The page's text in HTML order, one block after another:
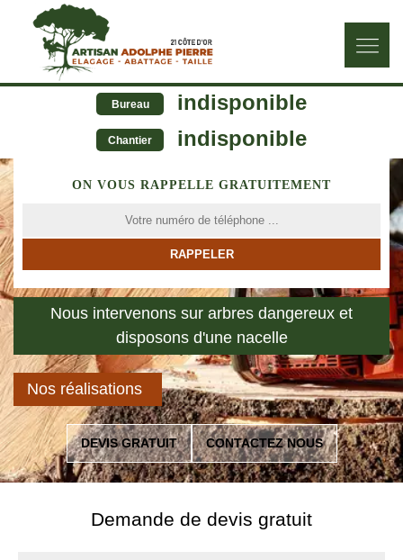
Bureau indisponible
Chantier indisponible
ON VOUS RAPPELLE GRATUITEMENT
Nous intervenons sur arbres dangereux et
disposons d'une nacelle
Nos réalisations
DEVIS GRATUIT CONTACTEZ NOUS
Demande de devis gratuit